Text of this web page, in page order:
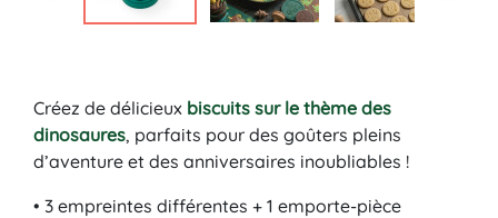
Créez de délicieux biscuits sur le thème des
dinosaures, parfaits pour des goûters pleins
d’aventure et des anniversaires inoubliables !
• 3 empreintes différentes + 1 emporte-pièce